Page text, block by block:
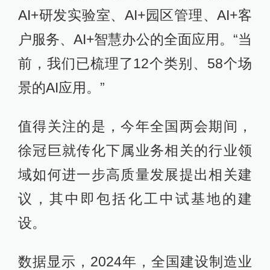
AI+研发实验室、AI+园区管理、AI+客
户服务、AI+智慧办公的全面应用。“当
前，我们已梳理了12个类别、58个场
景的AI应用。”
值得关注的是，今年全国两会期间，
徐冠巨就传化下属业务相关的行业领
域如何进一步高质量发展提出相关建
议，其中即包括化工中试基地的建
设。
数据显示，2024年，全国建设制造业